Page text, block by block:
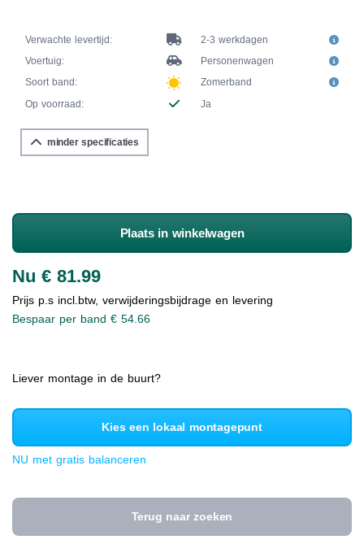
Verwachte levertijd:
2-3 werkdagen
Voertuig:
Personenwagen
Soort band:
Zomerband
Op voorraad:
Ja
minder specificaties
Plaats in winkelwagen
Nu € 81.99
Prijs p.s incl.btw, verwijderingsbijdrage en levering
Bespaar per band € 54.66
Liever montage in de buurt?
Kies een lokaal montagepunt
NU met gratis balanceren
Terug naar zoeken